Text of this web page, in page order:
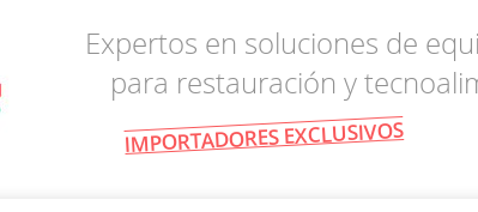
Expertos en soluciones de
para restauración y
IMPORTADORES EXCLUSIVOS